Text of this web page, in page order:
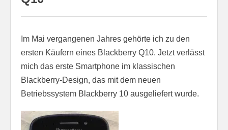
Im Mai vergangenen Jahres gehörte ich zu den
ersten Käufern eines Blackberry Q10. Jetzt verlässt
mich das erste Smartphone im klassischen
Blackberry-Design, das mit dem neuen
Betriebssystem Blackberry 10 ausgeliefert wurde.